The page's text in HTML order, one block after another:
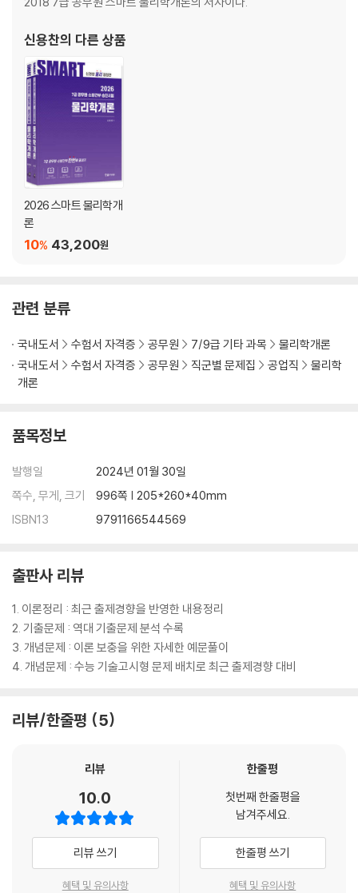
실력향상문제
제3장 에너지와 열
1. 일과 에너지
2. 열과 분자운동
3. 열역학의 법칙
기출문제 및 예상문제
실력향상문제
제4장 전기자기학
3. 전자기 유도
실력향상문제
제5장 광 학
2. 빛
실력향상문제
제6장 현대물리
2. 원자의 구조
기출문제 및 예상문제
실력향상문제
『2권 기출문제』
1. 핵심정리 및 공식모음집
2. 국제 단위계
6. 단위 변환 인자
1. 변리사 기출문제
변리사 물리(2001년도)
신용찬의 다른 상품
2026 스마트 물리학개
론
43,200원
10%
관련 분류
국내도서 수험서 자격증 공무원 7/9급 기타 과목
물리학개론
국내도서
수험서 자격증 공무원 직군별 문제집 공업직
물리학
개론
품목정보
발행일
2024년 01월 30일
쪽수, 무게, 크기
996쪽 | 205*260*40mm
ISBN13
9791166544569
출판사 리뷰
1. 이론정리 : 최근 출제경향을 반영한 내용정리
2. 기출문제 : 역대 기출문제 분석 수록
3. 개념문제 : 이론 보충을 위한 자세한 예문풀이
4. 개념문제 : 수능 기술고시형 문제 배치로 최근 출제경향 대비
리뷰/한줄평 5
리뷰
10.0
리뷰 쓰기
혜택 및 유의사항
한줄평
첫번째 한줄평을
남겨주세요.
한줄평 쓰기
혜택 및 유의사항